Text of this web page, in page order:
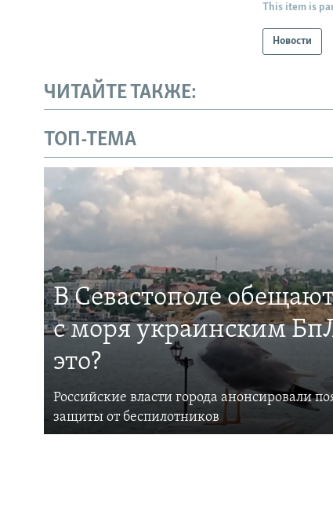
This item is
Новости
ЧИТАЙТЕ ТАКЖЕ:
ТОП-ТЕМА
В Севастополе
с моря украинским
это?
Российские власти города анонсировали
защиты от беспилотников